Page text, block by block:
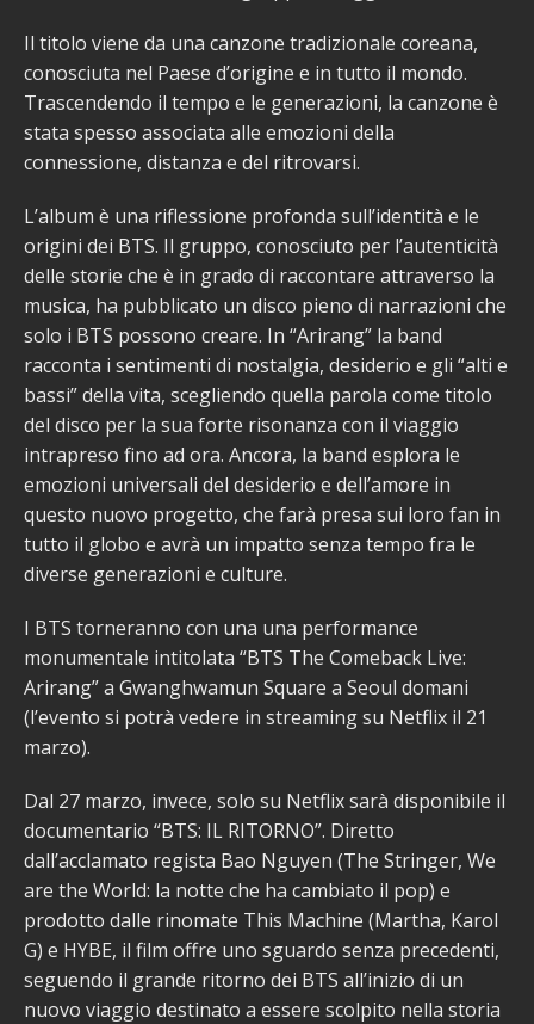
Il titolo viene da una canzone tradizionale coreana,
conosciuta nel Paese d’origine e in tutto il mondo.
Trascendendo il tempo e le generazioni, la canzone è
stata spesso associata alle emozioni della
connessione, distanza e del ritrovarsi.
L’album è una riflessione profonda sull’identità e le
origini dei BTS. Il gruppo, conosciuto per l’autenticità
delle storie che è in grado di raccontare attraverso la
musica, ha pubblicato un disco pieno di narrazioni che
solo i BTS possono creare. In “Arirang” la band
racconta i sentimenti di nostalgia, desiderio e gli “alti e
bassi” della vita, scegliendo quella parola come titolo
del disco per la sua forte risonanza con il viaggio
intrapreso fino ad ora. Ancora, la band esplora le
emozioni universali del desiderio e dell’amore in
questo nuovo progetto, che farà presa sui loro fan in
tutto il globo e avrà un impatto senza tempo fra le
diverse generazioni e culture.
I BTS torneranno con una una performance
monumentale intitolata “BTS The Comeback Live:
Arirang” a Gwanghwamun Square a Seoul domani
(l’evento si potrà vedere in streaming su Netflix il 21
marzo).
Dal 27 marzo, invece, solo su Netflix sarà disponibile il
documentario “BTS: IL RITORNO”. Diretto
dall’acclamato regista Bao Nguyen (The Stringer, We
are the World: la notte che ha cambiato il pop) e
prodotto dalle rinomate This Machine (Martha, Karol
G) e HYBE, il film offre uno sguardo senza precedenti,
seguendo il grande ritorno dei BTS all’inizio di un
nuovo viaggio destinato a essere scolpito nella storia